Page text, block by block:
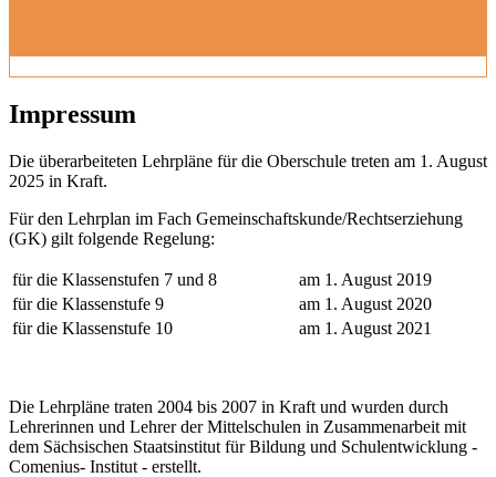
Impressum
Die überarbeiteten Lehrpläne für die Oberschule treten am 1. August
2025 in Kraft.
Für den Lehrplan im Fach Gemeinschaftskunde/Rechtserziehung
(GK) gilt folgende Regelung:
für die Klassenstufen 7 und 8
am 1. August 2019
für die Klassenstufe 9
am 1. August 2020
für die Klassenstufe 10
am 1. August 2021
Die Lehrpläne traten 2004 bis 2007 in Kraft und wurden durch
Lehrerinnen und Lehrer der Mittelschulen in Zusammenarbeit mit
dem Sächsischen Staatsinstitut für Bildung und Schulentwicklung -
Comenius- Institut - erstellt.